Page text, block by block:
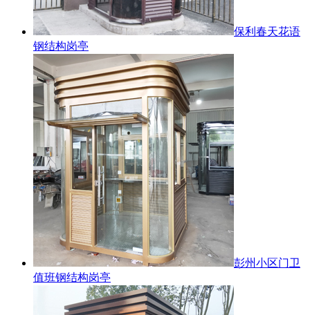
保利春天花语
钢结构岗亭
彭州小区门卫
值班钢结构岗亭